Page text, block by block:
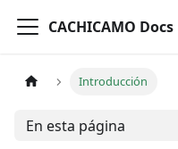
CACHICAMO Docs
Introducción
En esta página